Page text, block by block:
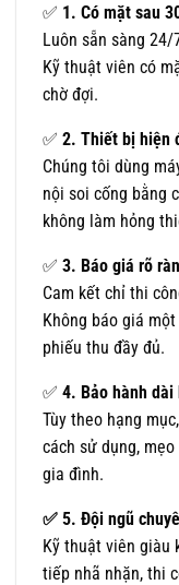
✅ 1. Có mặt sau
Luôn sẵn sàng 24/
Kỹ thuật viên có
chờ đợi.
✅ 2. Thiết bị hiện
Chúng tôi dùng
nội soi cống bằng
không làm hỏng
✅ 3. Báo giá rõ
Cam kết chỉ thi
Không báo giá
phiếu thu đầy đủ.
✅ 4. Bảo hành
Tùy theo hạng
cách sử dụng,
gia đình.
✅ 5. Đội ngũ
Kỹ thuật viên giàu
tiếp nhã nhặn, thi